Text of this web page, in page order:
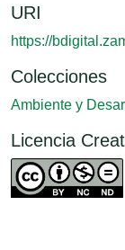
URI
https://
Colecciones
Ambiente y
Licencia